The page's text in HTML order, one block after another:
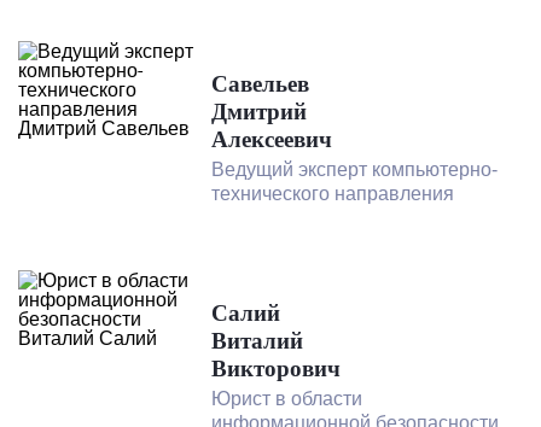
Савельев
Дмитрий
Алексеевич
Ведущий эксперт компьютерно-
технического направления
Салий
Виталий
Викторович
Юрист в области
информационной безопасности